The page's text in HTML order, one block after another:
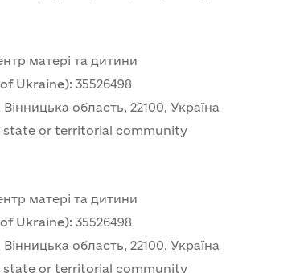
матері та дитини
Ukraine): 35526498
область, 22100, Україна
state or territorial community
матері та дитини
Ukraine): 35526498
область, 22100, Україна
state or territorial community